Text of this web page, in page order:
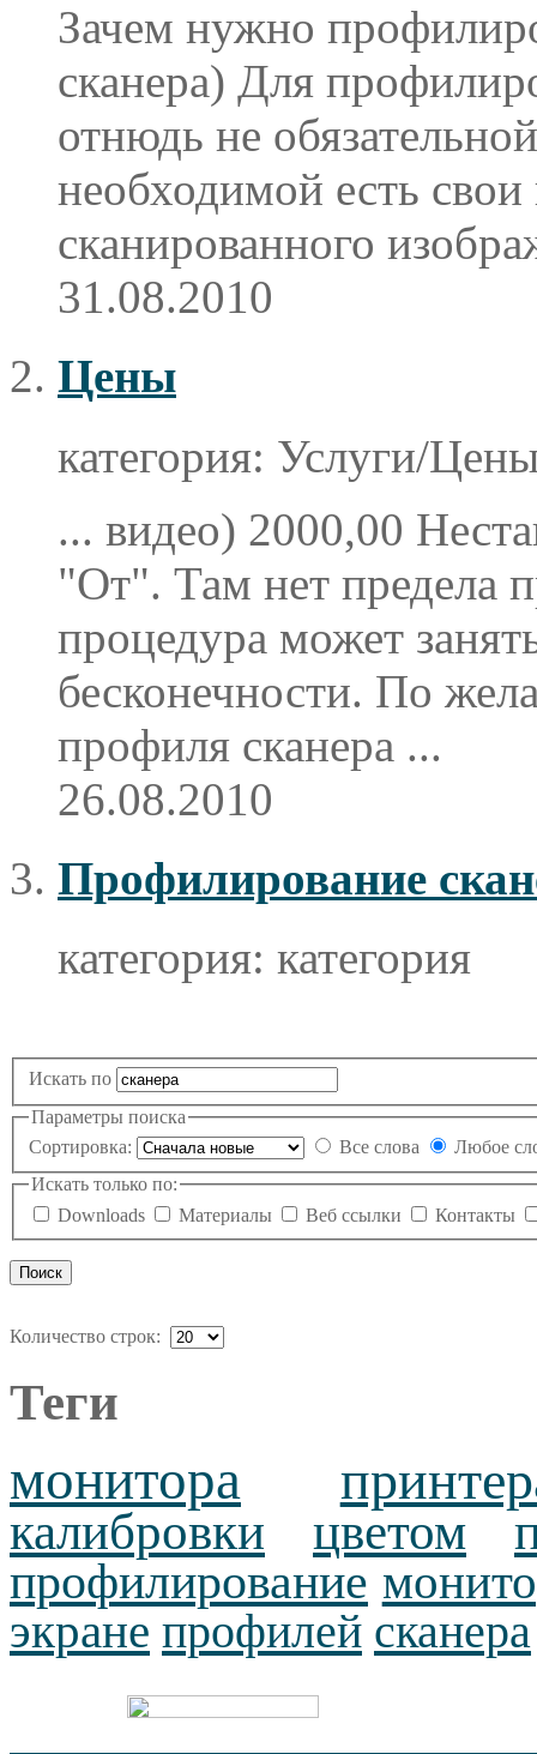
Зачем нужно
сканера) Для
отнюдь не
необходимой есть
сканированного
31.08.2010
Цены
категория: Услуги/
... видео) 2000,00
"От". Там нет предела
процедура может
бесконечности. По
профиля сканера ...
26.08.2010
Профилирование
категория: категория
Искать по
Параметры поиска
Сортировка:
Все слова
Любое
Искать только по:
Downloads
Материалы Веб ссылки Контакты
Количество строк:
Теги
монитора
калибровки цветом
профилирование
экране профилей сканера